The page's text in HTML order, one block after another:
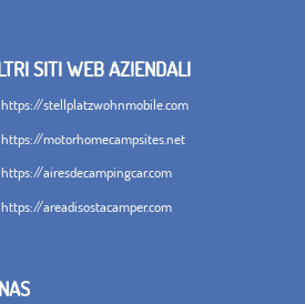
SITI WEB AZIENDALI
https://stellplatzwohnmobile.com
https://motorhomecampsites.net
https://airesdecampingcar.com
https://areadisostacamper.com